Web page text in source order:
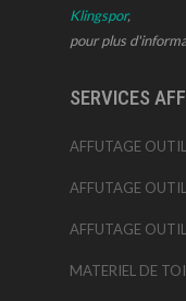
Klingspor,
pour plus
SERVICES
AFFUTAGE
AFFUTAGE
AFFUTAGE
MATERIEL DE